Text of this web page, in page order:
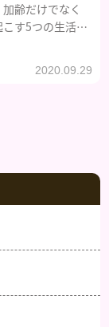
齢だけでなく
す5つの生活習
2020.09.29